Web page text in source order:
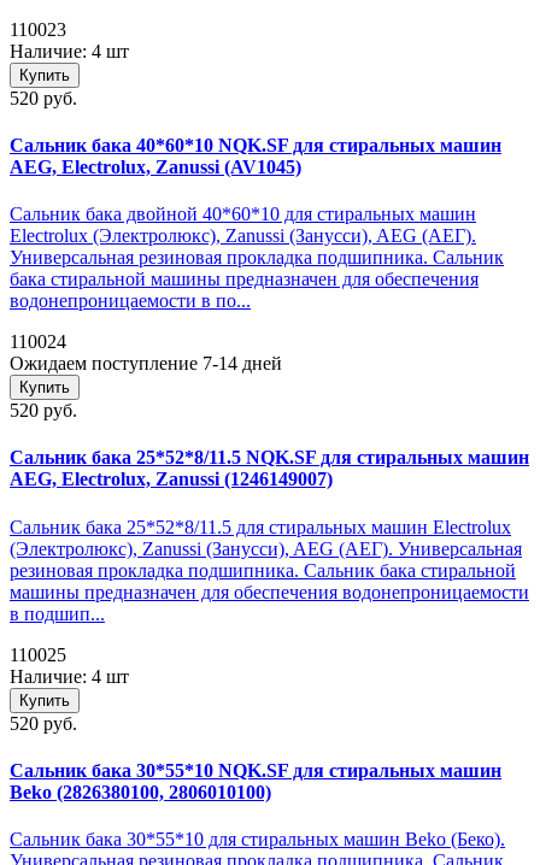
110023
Наличие: 4 шт
Купить
520 руб.
Сальник бака 40*60*10 NQK.SF для стиральных машин
AEG, Electrolux, Zanussi (AV1045)
Сальник бака двойной 40*60*10 для стиральных машин
Electrolux (Электролюкс), Zanussi (Занусси), AEG (АЕГ).
Универсальная резиновая прокладка подшипника. Сальник
бака стиральной машины предназначен для обеспечения
водонепроницаемости в по...
110024
Ожидаем поступление 7-14 дней
Купить
520 руб.
Сальник бака 25*52*8/11.5 NQK.SF для стиральных машин
AEG, Electrolux, Zanussi (1246149007)
Сальник бака 25*52*8/11.5 для стиральных машин Electrolux
(Электролюкс), Zanussi (Занусси), AEG (АЕГ). Универсальная
резиновая прокладка подшипника. Сальник бака стиральной
машины предназначен для обеспечения водонепроницаемости
в подшип...
110025
Наличие: 4 шт
Купить
520 руб.
Сальник бака 30*55*10 NQK.SF для стиральных машин
Beko (2826380100, 2806010100)
Сальник бака 30*55*10 для стиральных машин Beko (Беко).